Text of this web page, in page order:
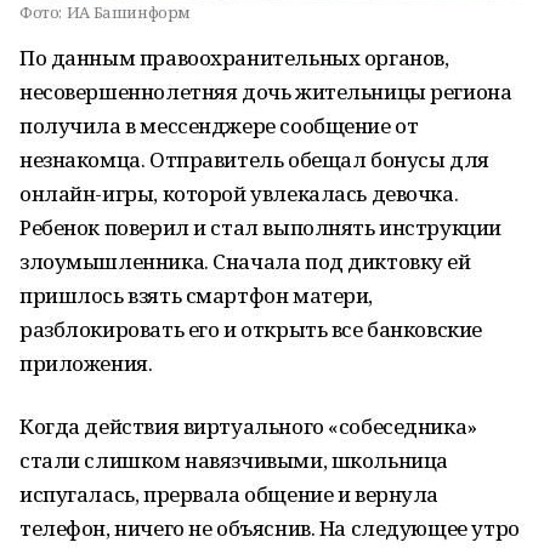
Фото: ИА Башинформ
По данным правоохранительных органов,
несовершеннолетняя дочь жительницы региона
получила в мессенджере сообщение от
незнакомца. Отправитель обещал бонусы для
онлайн-игры, которой увлекалась девочка.
Ребенок поверил и стал выполнять инструкции
злоумышленника. Сначала под диктовку ей
пришлось взять смартфон матери,
разблокировать его и открыть все банковские
приложения.
Когда действия виртуального «собеседника»
стали слишком навязчивыми, школьница
испугалась, прервала общение и вернула
телефон, ничего не объяснив. На следующее утро